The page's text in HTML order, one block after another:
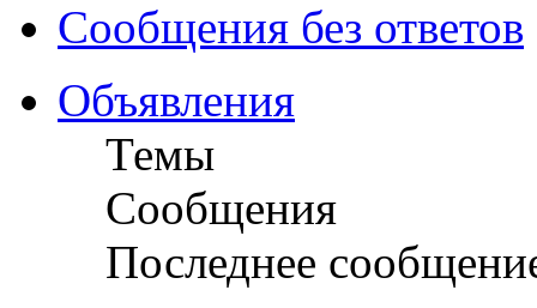
Сообщения без ответов
Объявления
Темы
Сообщения
Последнее